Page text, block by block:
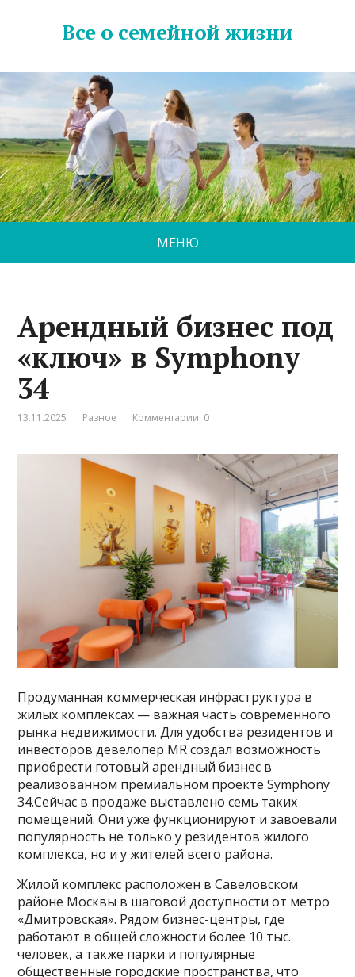
Все о семейной жизни
МЕНЮ
Арендный бизнес под
«ключ» в Symphony
34
13.11.2025 Разное Комментарии: 0
Продуманная коммерческая инфраструктура в
жилых комплексах — важная часть современного
рынка недвижимости. Для удобства резидентов и
инвесторов девелопер MR создал возможность
приобрести готовый арендный бизнес в
реализованном премиальном проекте Symphony
34.Сейчас в продаже выставлено семь таких
помещений. Они уже функционируют и завоевали
популярность не только у резидентов жилого
комплекса, но и у жителей всего района.
Жилой комплекс расположен в Савеловском
районе Москвы в шаговой доступности от метро
«Дмитровская». Рядом бизнес-центры, где
работают в общей сложности более 10 тыс.
человек, а также парки и популярные
общественные городские пространства, что